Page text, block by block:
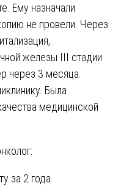
Ему назначали
не провели. Через
железы III стадии
через 3 месяца.
Была
медицинской
за 2 года.